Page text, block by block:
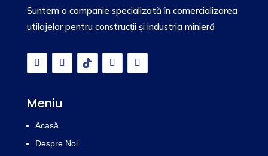
Suntem o companie specializată în comercializarea
utilajelor pentru construcții și industria minieră
Meniu
Acasă
Despre Noi